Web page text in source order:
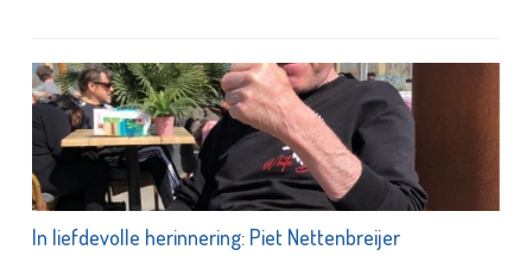
In liefdevolle herinnering: Piet Nettenbreijer